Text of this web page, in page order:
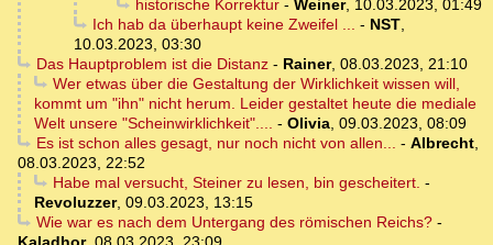
historische Korrektur- Weiner, 10.03.2023, 01:49
Ich hab da überhaupt keine Zweifel ... - NST,
10.03.2023, 03:30
Das Hauptproblem ist die Distanz- Rainer, 08.03.2023, 21:10
Wer etwas über die Gestaltung der Wirklichkeit wissen will,
kommt um "ihn" nicht herum. Leider gestaltet heute die mediale
Welt unsere "Scheinwirklichkeit".... - Olivia, 09.03.2023, 08:09
Es ist schon alles gesagt, nur noch nicht von allen... - Albrecht,
08.03.2023, 22:52
Habe mal versucht, Steiner zu lesen, bin gescheitert. -
Revoluzzer, 09.03.2023, 13:15
Wie war es nach dem Untergang des römischen Reichs?-